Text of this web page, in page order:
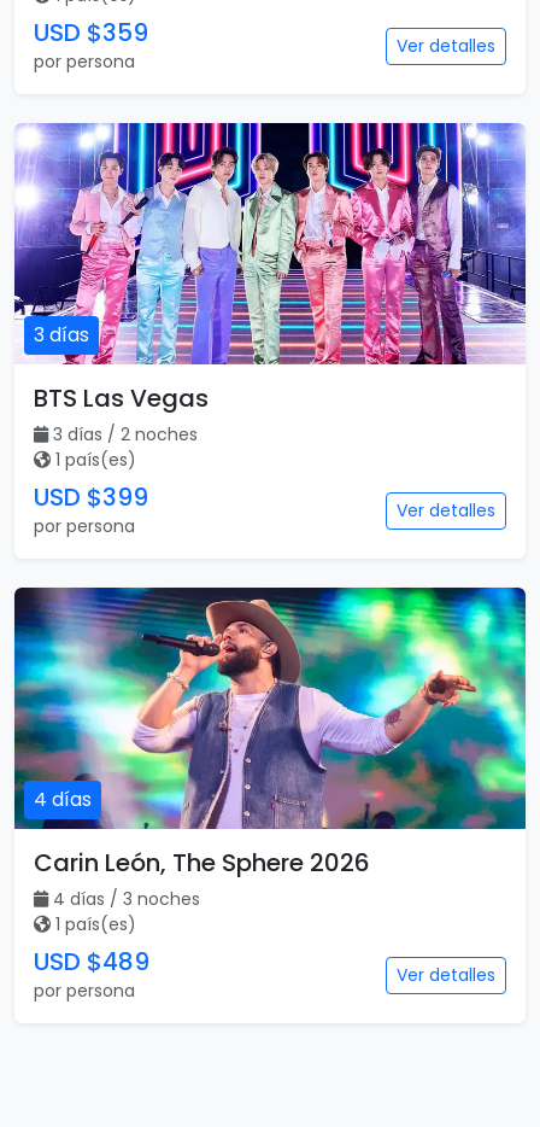
USD $359
por persona
Ver detalles
3 días
BTS Las Vegas
3 días / 2 noches
1 país(es)
USD $399
por persona
Ver detalles
4 días
Carin León, The Sphere 2026
4 días / 3 noches
1 país(es)
USD $489
por persona
Ver detalles